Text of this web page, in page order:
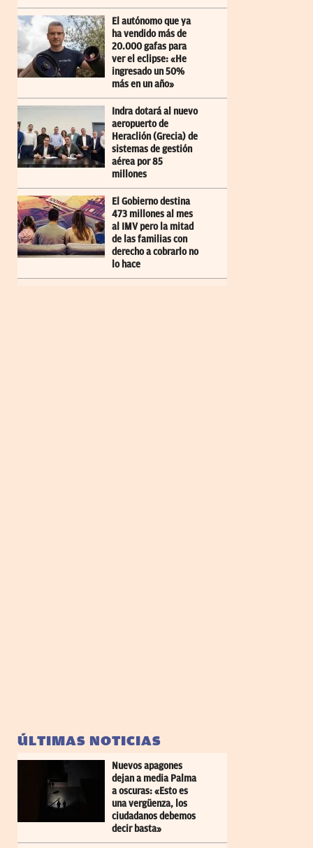
El autónomo que ya
ha vendido más de
20.000 gafas para
ver el eclipse: «He
ingresado un 50%
más en un año»
Indra dotará al nuevo
aeropuerto de
Heraclión (Grecia) de
sistemas de gestión
aérea por 85
millones
El Gobierno destina
473 millones al mes
al IMV pero la mitad
de las familias con
derecho a cobrarlo no
lo hace
ÚLTIMAS NOTICIAS
Nuevos apagones
dejan a media Palma
a oscuras: «Esto es
una vergüenza, los
ciudadanos debemos
decir basta»